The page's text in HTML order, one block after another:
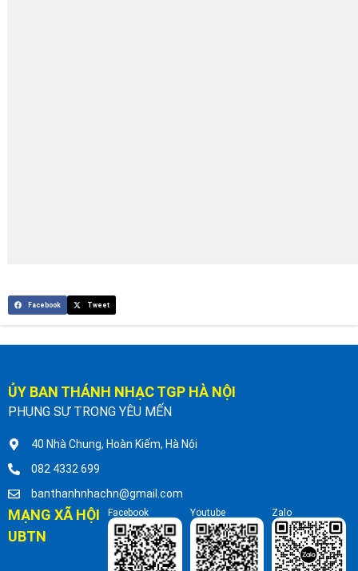
Facebook Tweet
ỦY BAN THÁNH NHẠC TGP HÀ NỘI
PHỤNG SỰ TRONG YÊU MẾN
40 Nhà Chung, Hoàn Kiếm, Hà Nội
082 4332 699
banthanhnhachn@gmail.com
MẠNG XÃ HỘI
UBTN
Facebook Youtube Zalo